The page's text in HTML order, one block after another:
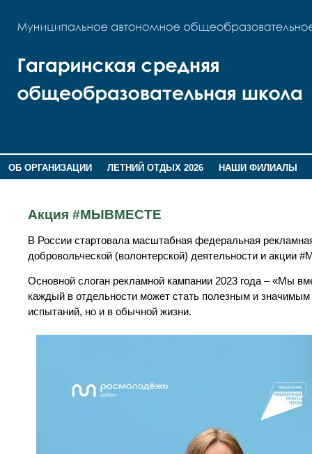
ОБ ОРГАНИЗАЦИИ ЛЕТНИЙ ОТДЫХ 2026
НАШИ ФИЛИАЛЫ
Акция #МЫВМЕСТЕ
В России стартовала масштабная федеральная
добровольческой (волонтерской) деятельности и
Основной слоган рекламной кампании 2023 года – «Мы
каждый в отдельности может стать полезным и
испытаний, но и в обычной жизни.